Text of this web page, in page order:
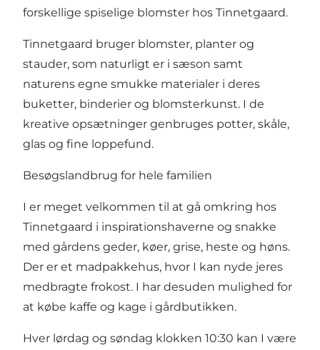
forskellige spiselige blomster hos Tinnetgaard.
Tinnetgaard bruger blomster, planter og
stauder, som naturligt er i sæson samt
naturens egne smukke materialer i deres
buketter, binderier og blomsterkunst. I de
kreative opsætninger genbruges potter, skåle,
glas og fine loppefund.
Besøgslandbrug for hele familien
I er meget velkommen til at gå omkring hos
Tinnetgaard i inspirationshaverne og snakke
med gårdens geder, køer, grise, heste og høns.
Der er et madpakkehus, hvor I kan nyde jeres
medbragte frokost. I har desuden mulighed for
at købe kaffe og kage i gårdbutikken.
Hver lørdag og søndag klokken 10:30 kan I være